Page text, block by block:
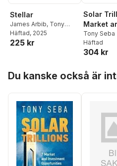
Stellar
James Arbib, Tony
Seba
Häftad, 2025
225 kr
Solar
Market
the
Economy
Tony Seba
Häftad
304 kr
Du kanske också är